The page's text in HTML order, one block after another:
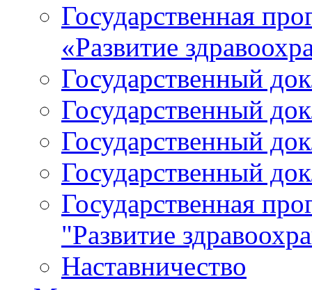
Государственная
«Развитие
Государственный
Государственный
Государственный
Государственный
Государственная
"Развитие
Наставничество